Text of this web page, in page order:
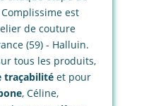
est
de couture
(59) - Halluin.
tous les produits,
traçabilitéet pour
, Céline,